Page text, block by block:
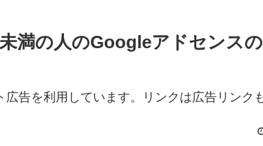
満の人のGoogleアドセンス
告を利用しています。リンクは広告リンク